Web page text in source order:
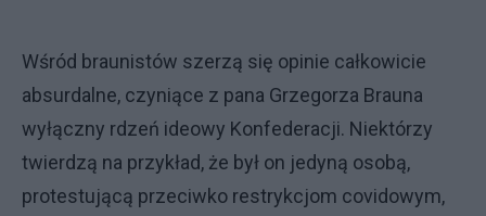
Wśród braunistów szerzą się opinie całkowicie
absurdalne, czyniące z pana Grzegorza Brauna
wyłączny rdzeń ideowy Konfederacji. Niektórzy
twierdzą na przykład, że był on jedyną osobą,
protestującą przeciwko restrykcjom covidowym,